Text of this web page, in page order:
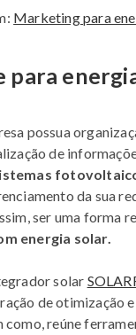
Marketing para
para
possua
de
da sua
ser uma forma
energia solar.
solar
de otimização
como, reúne